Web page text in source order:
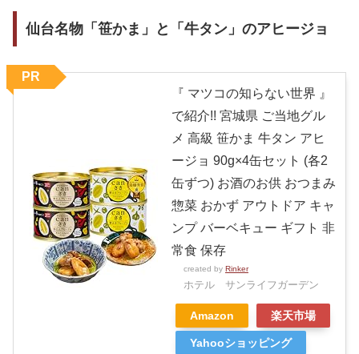
仙台名物「笹かま」と「牛タン」のアヒージョ
『 マツコの知らない世界 』
で紹介!! 宮城県 ご当地グル
メ 高級 笹かま 牛タン アヒ
ージョ 90g×4缶セット (各2
缶ずつ) お酒のお供 おつまみ
惣菜 おかず アウトドア キャ
ンプ バーベキュー ギフト 非
常食 保存
created by Rinker
ホテル サンライフガーデン
Amazon 楽天市場
Yahooショッピング
PR